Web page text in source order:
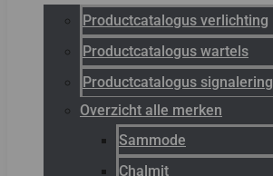
Productcatalogus verlichting
Productcatalogus wartels
Productcatalogus signalering
Overzicht alle merken
Sammode
Chalmit